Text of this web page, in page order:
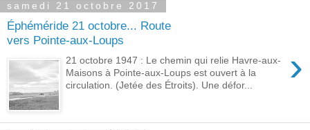
samedi 21 octobre 2017
Éphéméride 21 octobre... Route
vers Pointe-aux-Loups
›
21 octobre 1947 : Le chemin qui relie Havre-aux-
Maisons à Pointe-aux-Loups est ouvert à la
circulation. (Jetée des Étroits). Une défor...